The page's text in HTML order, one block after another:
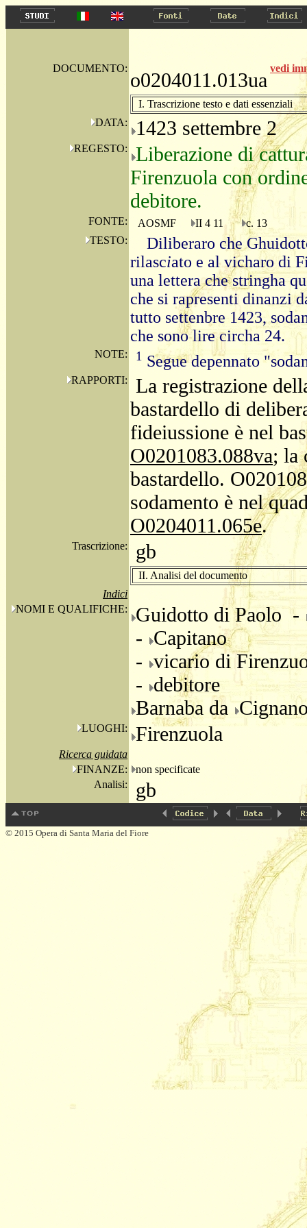
DOCUMENTO:
o0204011.013ua
vedi
I. Trascrizione testo e dati essenziali
DATA:
1423 settembre 2
REGESTO:
Liberazione di
Firenzuola con
debitore.
FONTE: AOSMF II 4 11
c. 13
TESTO:
Diliberaro che
rilasciato e al vicharo di
una lettera che stringha
che si rapresenti dinanzi
tutto settenbre 1423,
che sono lire circha 24.
NOTE: 1 Segue depennato
RAPPORTI:
La registrazione
bastardello di
fideiussione è nel
O0201083.088va; la
bastardello.
sodamento è nel
O0204011.065e.
Trascrizione: gb
II. Analisi del documento
Indici
NOMI E QUALIFICHE:
Guidotto di Paolo -
- Capitano
- vicario di
- debitore
Barnaba da
LUOGHI: Firenzuola
Ricerca guidata
FINANZE:
non specificate
Analisi:
gb
© 2015 Opera di Santa Maria del Fiore